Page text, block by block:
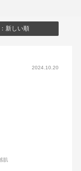
新しい順
2024.10.20
肌